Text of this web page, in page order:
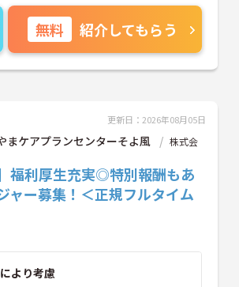
無料 紹介してもらう
更新日：2026年08月05日
まケアプランセンターそよ風
株式会
福利厚生充実◎特別報酬もあ
ャー募集！＜正規フルタイム
より考慮